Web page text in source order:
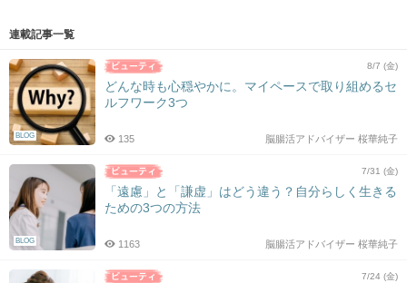
連載記事一覧
BLOG
8/7 (金)
どんな時も心穏やかに。マイペースで取り組めるセ
ルフワーク3つ
脳腸活アドバイザー 桜華純子
135
BLOG
7/31 (金)
「遠慮」と「謙虚」はどう違う？自分らしく生きる
ための3つの方法
脳腸活アドバイザー 桜華純子
1163
7/24 (金)